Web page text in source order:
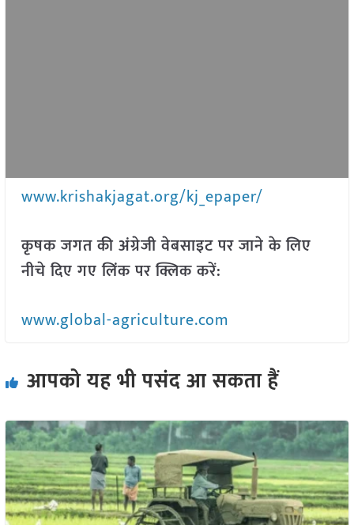
www.krishakjagat.org/kj_epaper/
कृषक जगत की अंग्रेजी वेबसाइट पर जाने के लिए
नीचे दिए गए लिंक पर क्लिक करें:
www.global-agriculture.com
आपको यह भी पसंद आ सकता हैं